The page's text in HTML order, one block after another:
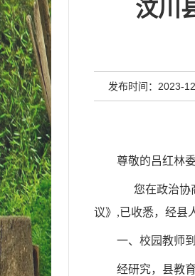
汶川
发布时间：2023-
尊敬的吕红林委
您在政治协
议》,已收悉，经县
一、校园教师
经研究，县教